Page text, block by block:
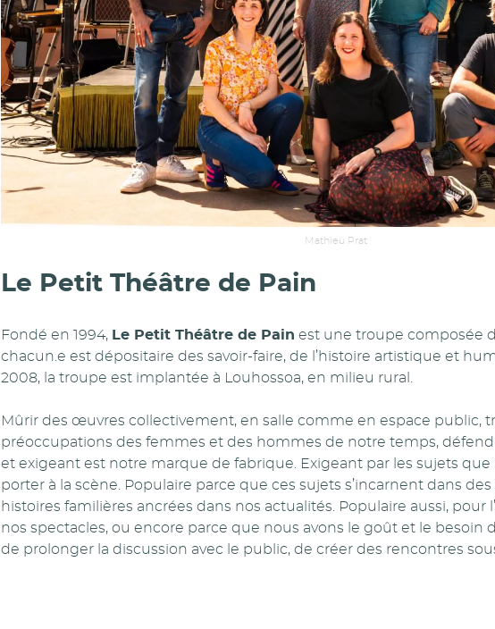
Mathieu Prat
Le Petit Théâtre de Pain
Fondé en 1994, Le Petit Théâtre de Pain est une troupe composée
chacun.e est dépositaire des savoir-faire, de l’histoire artistique et
2008, la troupe est implantée à Louhossoa, en milieu rural.
Mûrir des œuvres collectivement, en salle comme en espace public,
préoccupations des femmes et des hommes de notre temps,
et exigeant est notre marque de fabrique. Exigeant par les sujets que
porter à la scène. Populaire parce que ces sujets s’incarnent dans
histoires familières ancrées dans nos actualités. Populaire aussi, pour
nos spectacles, ou encore parce que nous avons le goût et le besoin
de prolonger la discussion avec le public, de créer des rencontres